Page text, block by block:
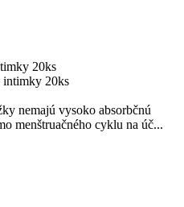
20ks
nemajú vysoko absorbčnú
menštruačného cyklu na úč...